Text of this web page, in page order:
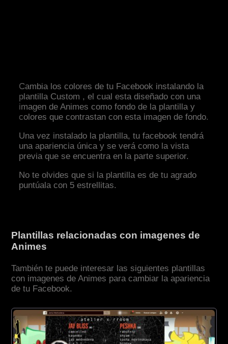
Cambia los colores de tu Facebook instalando la
plantilla Custom , el cual esta diseñado con una
imagen de Animes como fondo de la plantilla y
colores que contrastan con esta imagen de fondo.
Una vez instalado la plantilla, tu facebook tendrá
una apariencia única y se verá como la vista
previa que se encuentra en la parte superior.
No te olvides que si la plantilla es de tu agrado
puntúala con 5 estrellitas.
Plantillas relacionadas con imagenes de
Animes
También te puede interesar las siguientes plantillas
con imagenes de Animes para cambiar la apariencia
de tu Facebook.